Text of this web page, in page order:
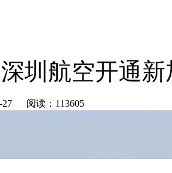
圳航空开通
27 阅读：113605